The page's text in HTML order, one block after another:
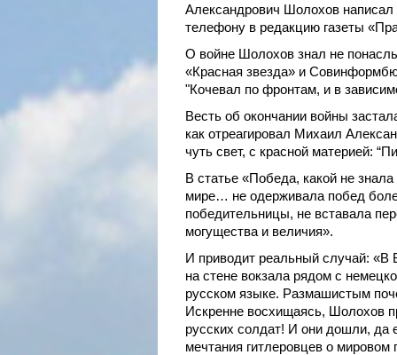
Александрович Шолохов написал
телефону в редакцию газеты
О войне Шолохов знал не
«Красная звезда» и
"Кочевал по фронтам, и в
Весть об окончании войны
как отреагировал Михаил
чуть свет, с красной материей:
В статье «Победа, какой не
мире… не одерживала побед
победительницы, не вставала
могущества и величия».
И приводит реальный случай: «В
на стене вокзала рядом с
русском языке. Размашистым
Искренне восхищаясь, Шолохов
русских солдат! И они дошли, да
мечтания гитлеровцев о мировом